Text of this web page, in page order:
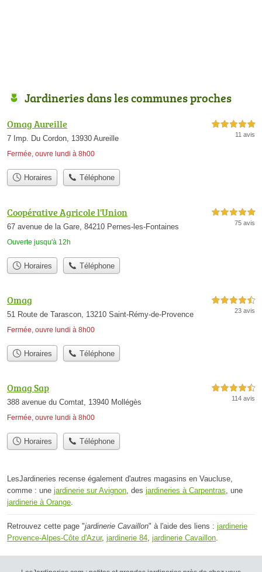
Jardineries dans les communes proches
Omag Aureille
7 Imp. Du Cordon, 13930 Aureille
Fermée, ouvre lundi à 8h00
5,0 étoiles sur 5
11 avis
Horaires Téléphone
Coopérative Agricole l'Union
67 avenue de la Gare, 84210 Pernes-les-Fontaines
Ouverte jusqu'à 12h
5,0 étoiles sur 5
75 avis
Horaires Téléphone
Omag
51 Route de Tarascon, 13210 Saint-Rémy-de-Provence
Fermée, ouvre lundi à 8h00
4,5 étoiles sur 5
23 avis
Horaires Téléphone
Omag Sap
388 avenue du Comtat, 13940 Mollégès
Fermée, ouvre lundi à 8h00
4,5 étoiles sur 5
114 avis
Horaires Téléphone
LesJardineries recense également d'autres magasins en Vaucluse,
comme : une jardinerie sur Avignon , des jardineries à Carpentras , une
jardinerie à Orange
Retrouvez cette page "jardinerie Cavaillon" à l'aide des liens : jardinerie
Provence-Alpes-Côte d'Azur, jardinerie 84 jardinerie Cavaillon